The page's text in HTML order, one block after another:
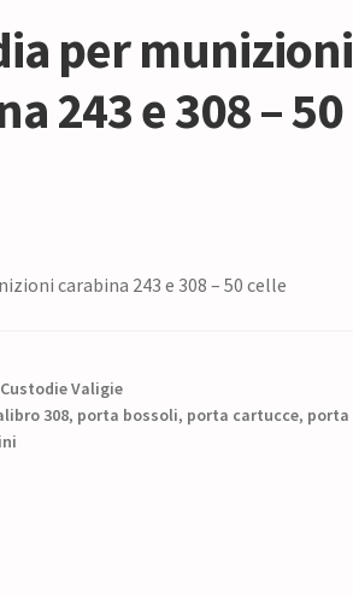
per munizioni
243 e 308 – 50
carabina 243 e 308 – 50 celle
Valigie
308, porta bossoli, porta cartucce, porta